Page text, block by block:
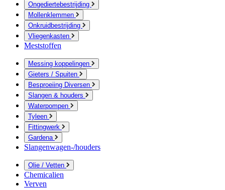
Ongediertebestrijding
Mollenklemmen
Onkruidbestrijding
Vliegenkasten
Meststoffen
Messing koppelingen
Gieters / Spuiten
Besproeiing Diversen
Slangen & houders
Waterpompen
Tyleen
Fittingwerk
Gardena
Slangenwagen-/houders
Olie / Vetten
Chemicalien
Verven